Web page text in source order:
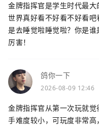
金牌指挥官是学生时代最
世界真好看不好看不好看
是去睡觉啦睡觉啦？你是
厉害！
鸽你一下
2026-08-09 12:46
金牌指挥官从第一次玩就
手难度较小，可玩度非常